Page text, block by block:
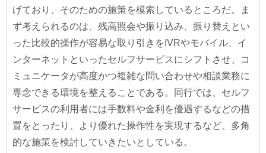
げており、そのための施策を模索しているところだ。ま
ず考えられるのは、残高照会や振り込み、振り替えとい
った比較的操作が容易な取り引きをIVRやモバイル、イ
ンターネットといったセルフサービスにシフトさせ、コ
ミュニケータが高度かつ複雑な問い合わせや相談業務に
専念できる環境を整えることである。同行では、セルフ
サービスの利用者には手数料や金利を優遇するなどの措
置をとったり、より優れた操作性を実現するなど、多角
的な施策を検討していきたいとしている。